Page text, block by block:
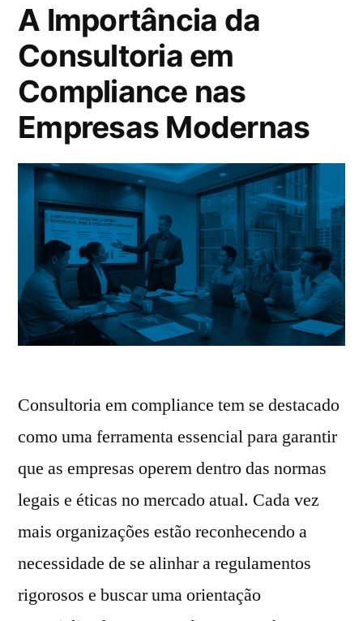
A Importância da
Consultoria em
Compliance nas
Empresas Modernas
Consultoria em compliance tem se destacado
como uma ferramenta essencial para garantir
que as empresas operem dentro das normas
legais e éticas no mercado atual. Cada vez
mais organizações estão reconhecendo a
necessidade de se alinhar a regulamentos
rigorosos e buscar uma orientação